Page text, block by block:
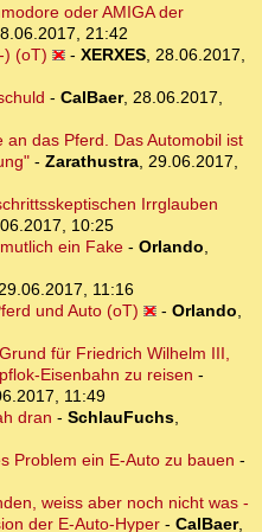
oder AMIGA der
21:42
) (oT)
- XERXES, 28.06.2017,
- CalBaer, 28.06.2017,
an das Pferd. Das Automobil ist
- Zarathustra, 29.06.2017,
Irrglauben
10:25
ein Fake- Orlando,
11:16
und Auto (oT)
- Orlando,
für Friedrich Wilhelm III,
Eisenbahn zu reisen -
11:49
dran - SchlauFuchs,
Problem ein E-Auto zu bauen -
weiss aber noch nicht was -
der E-Auto-Hyper - CalBaer,